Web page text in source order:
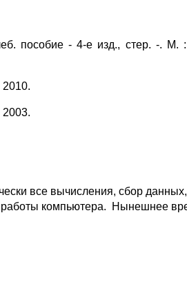
пособие - 4-е изд., стер. -. М. :
все вычисления, сбор
компьютера. Нынешнее